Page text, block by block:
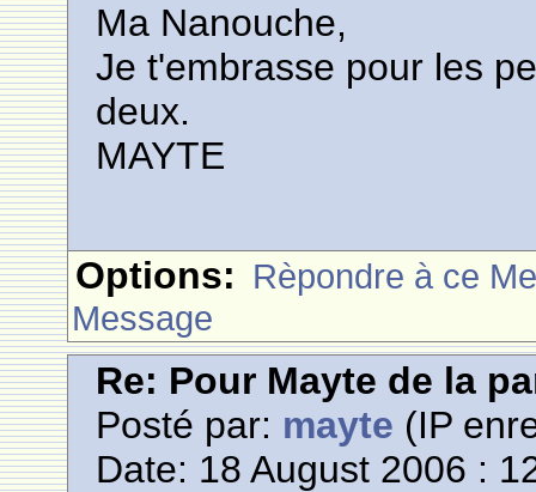
Ma Nanouche,
Je t'embrasse pour les
deux.
MAYTE
Options: Rèpondre à ce
Message
Re: Pour Mayte de la
Posté par: mayte (IP
Date: 18 August 2006 :